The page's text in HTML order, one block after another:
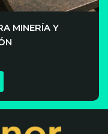
MINERÍA Y